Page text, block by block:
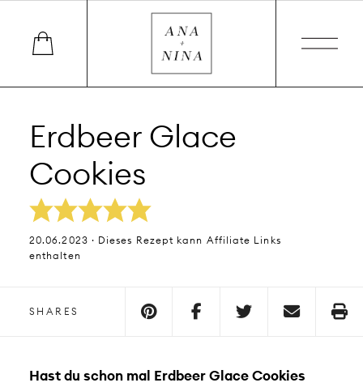
Erdbeer Glace
Cookies
20.06.2023 · Dieses Rezept kann Affiliate Links
enthalten
SHARES
Hast du schon mal Erdbeer Glace Cookies